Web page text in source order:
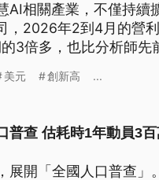
AI相關產業，不僅持續
，2026年2到4月的營
3倍多，也比分析師先
美元 創新高 ...
普查 估耗時1年動員3
展開「全國人口普查」